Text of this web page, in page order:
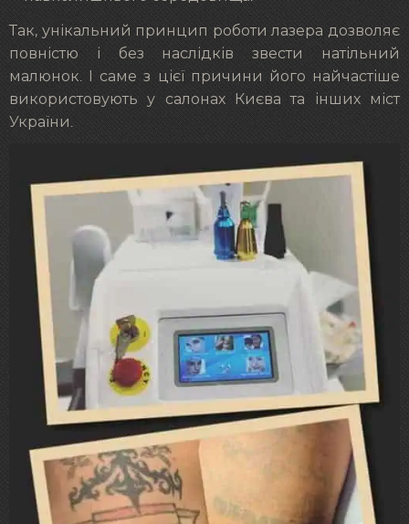
Так, унікальний принцип роботи лазера дозволяє
повністю і без наслідків звести натільний
малюнок. І саме з цієї причини його найчастіше
використовують у салонах Києва та інших міст
України.